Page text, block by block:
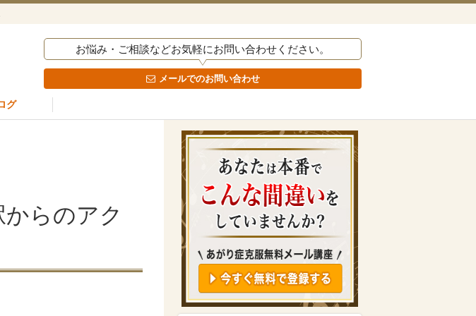
お悩み・ご相談などお気軽にお問い合わせください。
メールでのお問い合わせ
グ
らのアク